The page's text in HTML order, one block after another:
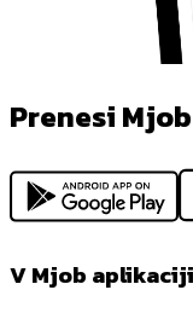
Prenesi
V Mjob